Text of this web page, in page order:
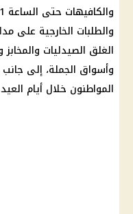
الغلق الصيدليات
وأسواق الجملة، إلى جانب
المواطنون خلال أيام العيد